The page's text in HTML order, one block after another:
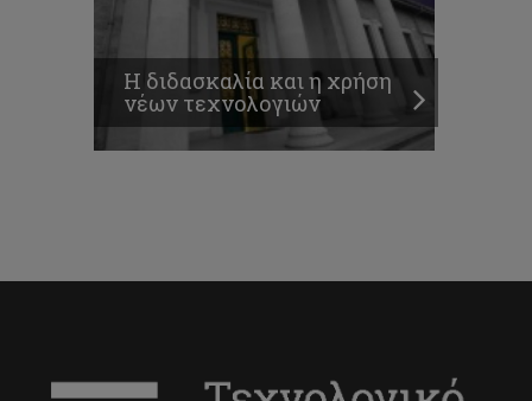
Η διδασκαλία και η χρήση
νέων τεχνολογιών